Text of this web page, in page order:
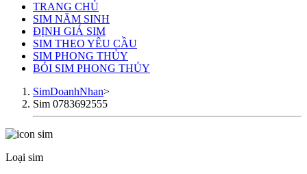
TRANG CHỦ
SIM NĂM SINH
ĐỊNH GIÁ SIM
SIM THEO YÊU CẦU
SIM PHONG THỦY
BÓI SIM PHONG THỦY
SimDoanhNhan>
Sim 0783692555
Loại sim